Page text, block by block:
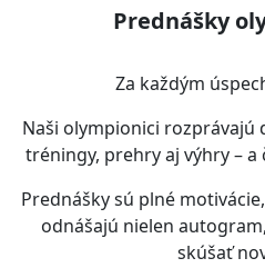
Prednášky
Za každým
Naši olympionici rozprávajú
tréningy, prehry aj výhry –
Prednášky sú plné
odnášajú nielen
skúšať